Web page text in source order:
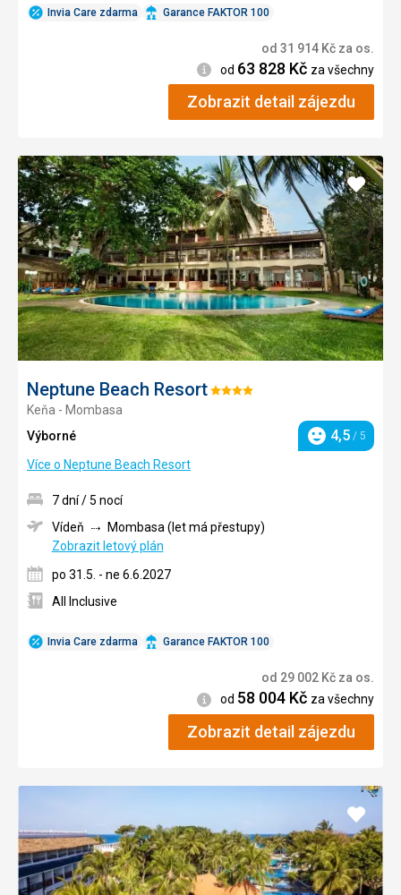
Invia Care zdarma Garance FAKTOR 100
od 31 914 Kč za os.
Informace
od 63 828 Kč za všechny
Zobrazit detail zájezdu
Neptune Beach ResortHodnocení:
Keňa - Mombasa
Výborné
Hodnocení
4,5 / 5
Více o Neptune Beach Resort
Přidat
do
Invia Care zdarma Garance FAKTOR 100
7 dní / 5 nocí
Vídeň
Mombasa (let má přestupy)
Zobrazit letový plán
po 31.5. - ne 6.6.2027
All Inclusive
od 29 002 Kč za os.
Informace
od 58 004 Kč za všechny
Zobrazit detail zájezdu
Přidat
do